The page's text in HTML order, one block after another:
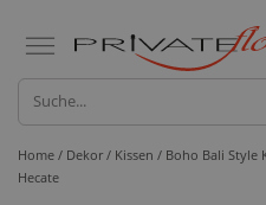
Home / Dekor / Kissen / Boho Bali Style
Hecate